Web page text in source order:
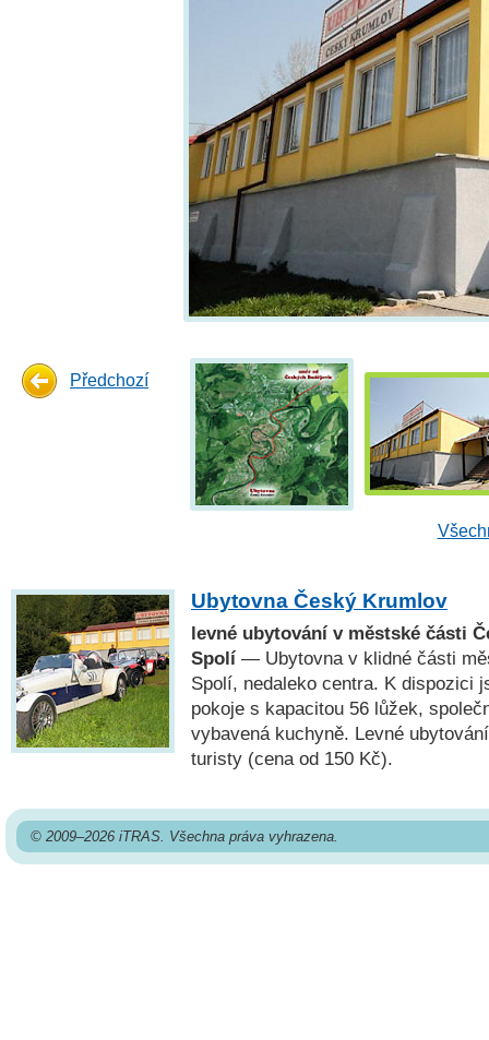
Předchozí
Ubytovna Český Krumlov
levné ubytování v městské části
Spolí — Ubytovna v klidné části
Spolí, nedaleko centra. K dispozici
pokoje s kapacitou 56 lůžek,
vybavená kuchyně. Levné
turisty (cena od 150 Kč).
© 2009–2026 iTRAS. Všechna práva vyhrazena.